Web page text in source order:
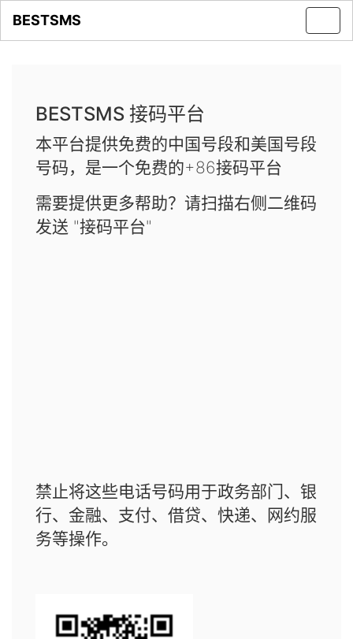
BESTSMS
BESTSMS 接码平台
本平台提供免费的中国号段和美国号段
号码，是一个免费的+86接码平台
需要提供更多帮助？请扫描右侧二维码
发送 "接码平台"
禁止将这些电话号码用于政务部门、银
行、金融、支付、借贷、快递、网约服
务等操作。